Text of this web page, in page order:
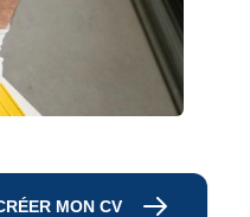
MON CV